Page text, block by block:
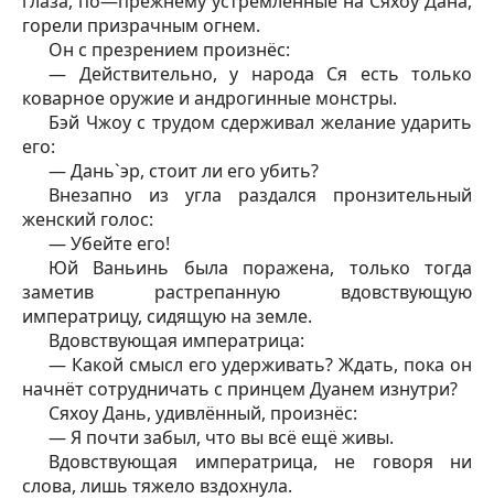
горели призрачным огнем.
Он с презрением произнёс:
— Действительно, у народа Ся есть только
коварное оружие и андрогинные монстры.
Бэй Чжоу с трудом сдерживал желание ударить
его:
— Дань`эр, стоит ли его убить?
Внезапно из угла раздался пронзительный
женский голос:
— Убейте его!
Юй Ваньинь была поражена, только тогда
заметив растрепанную вдовствующую
императрицу, сидящую на земле.
Вдовствующая императрица:
— Какой смысл его удерживать? Ждать, пока он
начнёт сотрудничать с принцем Дуанем изнутри?
Сяхоу Дань, удивлённый, произнёс:
— Я почти забыл, что вы всё ещё живы.
Вдовствующая императрица, не говоря ни
слова, лишь тяжело вздохнула.